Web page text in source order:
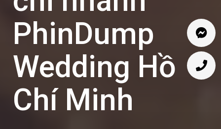
PhinDump
Wedding Hồ
Chí Minh